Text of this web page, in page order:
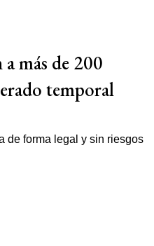
más de 200
temporal